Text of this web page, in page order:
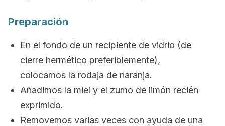
Preparación
En el fondo de un recipiente de vidrio (de
cierre hermético preferiblemente),
colocamos la rodaja de naranja.
Añadimos la miel y el zumo de limón recién
exprimido.
Removemos varias veces con ayuda de una